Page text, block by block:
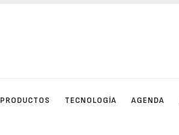
PRODUCTOS TECNOLOGÍA AGENDA